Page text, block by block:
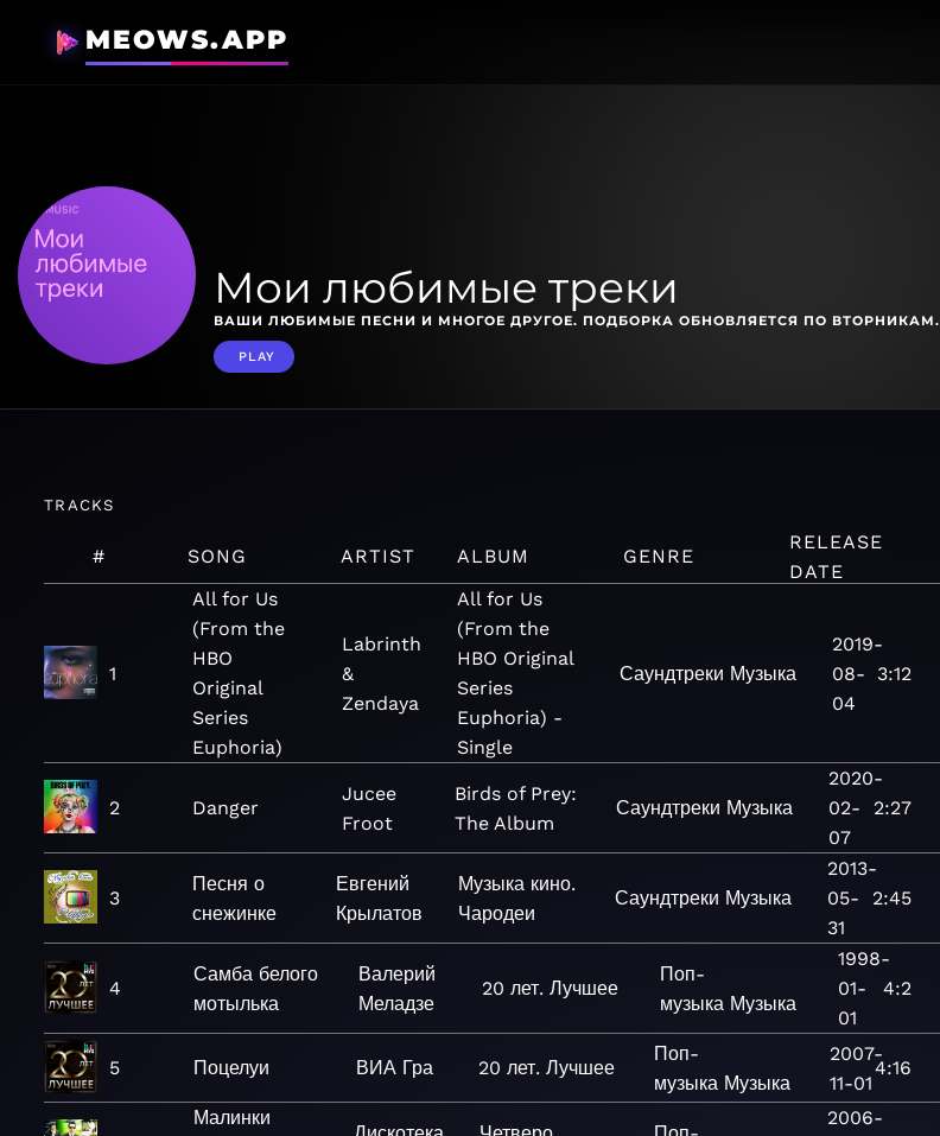
MEOWS.APP
Мои любимые треки
ВАШИ ЛЮБИМЫЕ ПЕСНИ И МНОГОЕ ДРУГОЕ. ПОДБОРКА ОБНОВЛЯЕТСЯ ПО ВТОРНИКАМ.
PLAY
TRACKS
# SONG ARTIST ALBUM GENRE
RELEASE
DATE
1
All for Us
(From the
HBO
Original
Series
Euphoria)
Labrinth
&
Zendaya
All for Us
(From the
HBO Original
Series
Euphoria) -
Single
Саундтреки Музыка
2019-
08-
04
3:12
2 Danger
Jucee
Froot
Birds of Prey:
The Album
Саундтреки Музыка
2020-
02-
07
2:27
3
Песня о
снежинке
Евгений
Крылатов
Музыка кино.
Чародеи
Саундтреки Музыка
2013-
05-
31
2:45
4
Самба белого
мотылька
Валерий
Меладзе
20 лет. Лучшее
Поп-
музыка Музыка
1998-
01-
01
4:2
5 Поцелуи ВИА Гра 20 лет. Лучшее
Поп-
музыка Музыка
2007-
11-01
4:16
Малинки
2006-